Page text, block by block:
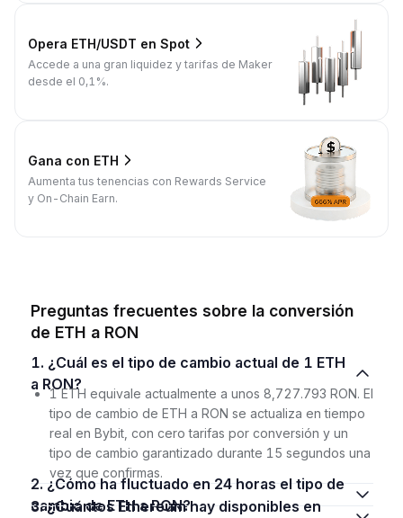
Opera ETH/USDT en Spot
Accede a una gran liquidez y tarifas de Maker
desde el 0,1%.
Gana con ETH
Aumenta tus tenencias con Rewards Service
y On-Chain Earn.
Preguntas frecuentes sobre la conversión
de ETH a RON
1. ¿Cuál es el tipo de cambio actual de 1 ETH
a RON?
1 ETH equivale actualmente a unos 8,727.793 RON. El
tipo de cambio de ETH a RON se actualiza en tiempo
real en Bybit, con cero tarifas por conversión y un
tipo de cambio garantizado durante 15 segundos una
vez que confirmas.
2. ¿Cómo ha fluctuado en 24 horas el tipo de
cambio de ETH a RON?
3. ¿Cuántos Ethereum hay disponibles en